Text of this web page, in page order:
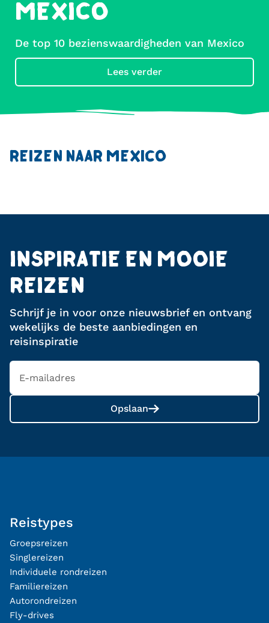
MEXICO
De top 10 bezienswaardigheden van Mexico
Lees verder
REIZEN NAAR MEXICO
INSPIRATIE EN MOOIE
REIZEN
Schrijf je in voor onze nieuwsbrief en ontvang
wekelijks de beste aanbiedingen en
reisinspiratie
Opslaan
Reistypes
Groepsreizen
Singlereizen
Individuele rondreizen
Familiereizen
Autorondreizen
Fly-drives